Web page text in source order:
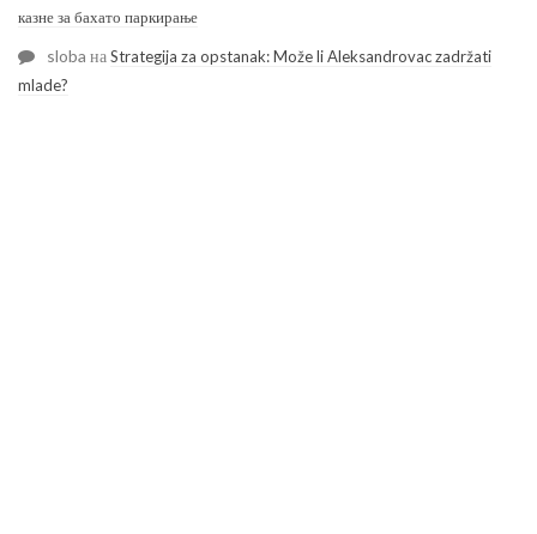
казне за бахато паркирање
sloba наStrategija za opstanak: Može li Aleksandrovac zadržati
mlade?